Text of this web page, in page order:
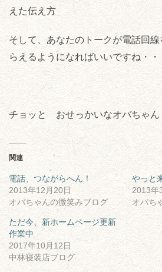
えた伝え方
そして、あなたのトークが電話回
らえるようになればいいですね・
チョッと おせっかいなオバちゃ
関連
電話、つながらへん！
2013年12月20日
オバちゃんの微笑みブログ
やっと
2013年
オバち
ただ今、新ホームページ更新
作業中
2017年10月12日
中林寝装店ブログ